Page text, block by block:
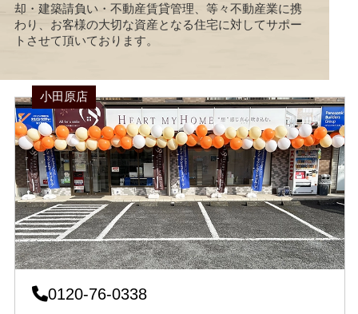
却・建築請負い・不動産賃貸管理、等々不動産業に携
わり、お客様の大切な資産となる住宅に対してサポー
トさせて頂いております。
小田原店
0120-76-0338